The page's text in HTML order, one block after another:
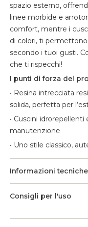
spazio esterno,
linee morbide e
comfort, mentre i
di colori, ti
secondo i tuoi gusti.
che ti rispecchi!
I punti di forza del
• Resina intrecciata
solida, perfetta per
• Cuscini
manutenzione
• Uno stile classico,
Informazioni tecniche
Consigli per l'uso